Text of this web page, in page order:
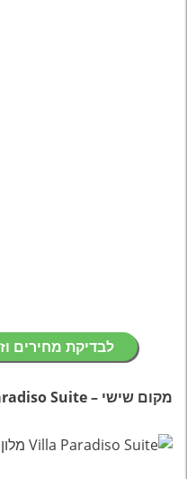
לבדיקת מחירים
מקום שישי – Front Lake Hotel Villa Paradiso Suite